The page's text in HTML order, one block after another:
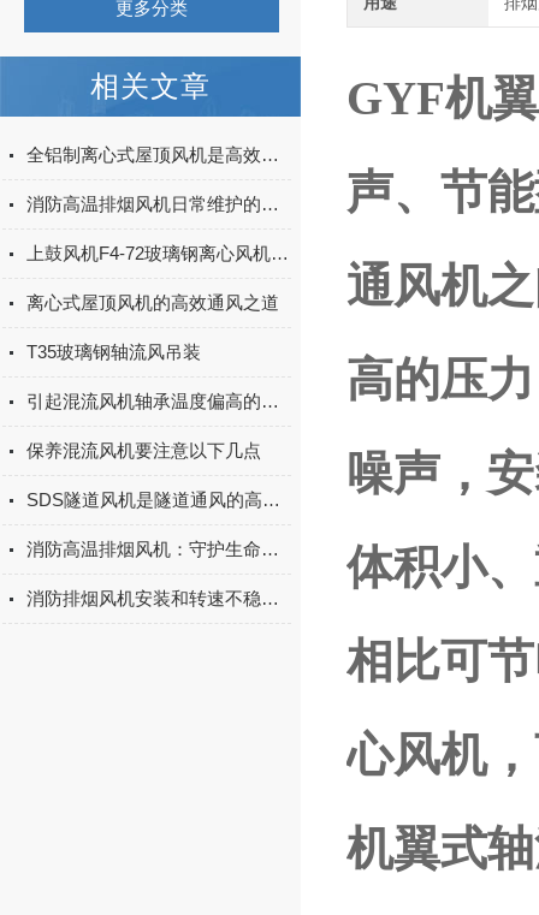
更多分类
相关文章
全铝制离心式屋顶风机是高效降温的理想选择
消防高温排烟风机日常维护的小秘诀
上鼓风机F4-72玻璃钢离心风机保养
离心式屋顶风机的高效通风之道
T35玻璃钢轴流风吊装
引起混流风机轴承温度偏高的原因有哪些
保养混流风机要注意以下几点
SDS隧道风机是隧道通风的高效解决方案
消防高温排烟风机：守护生命安全的“防火墙”
消防排烟风机安装和转速不稳定的原因
GYF机
声、节
通风机
高的压
噪声，
体积小
相比可
心风机
机翼式